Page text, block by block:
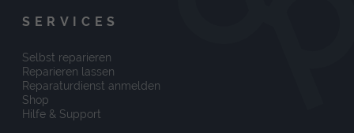
SERVICES
Selbst reparieren
Reparieren lassen
Reparaturdienst anmelden
Shop
Hilfe & Support